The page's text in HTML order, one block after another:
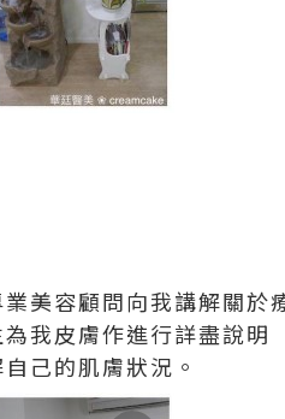
美容顧問向我講解關於
我皮膚作進行詳盡說明
己的肌膚狀況。